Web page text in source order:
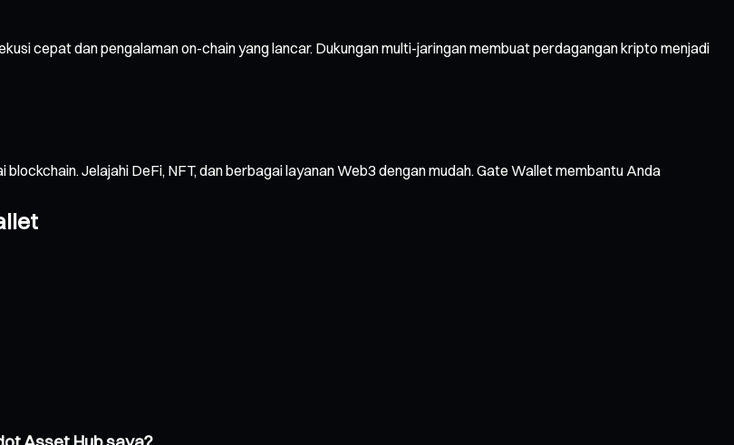
cepat dan pengalaman on-chain yang lancar. Dukungan multi-jaringan membuat perdagangan kripto menjadi
Jelajahi DeFi, NFT, dan berbagai layanan Web3 dengan mudah. Gate Wallet membantu Anda